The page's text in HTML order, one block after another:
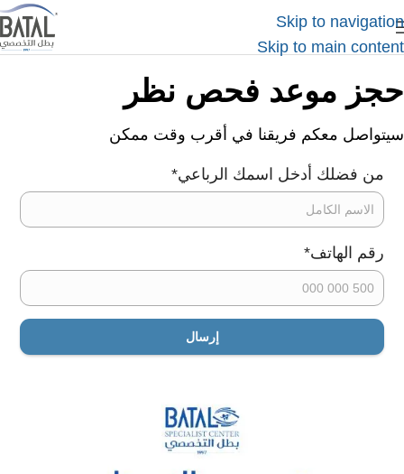
Skip to navigation
Skip to main content
حجز موعد فحص نظر
سيتواصل معكم فريقنا في أقرب وقت ممكن
من فضلك أدخل اسمك الرباعي*
رقم الهاتف*
فحص النظر إرسال